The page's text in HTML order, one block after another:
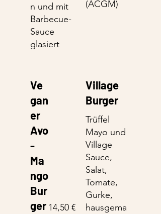
n und mit
Barbecue-
Sauce
glasiert
Ve
gan
er
Avo
-
Ma
ngo
Bur
ger 14,50 €
Village
Burger
Trüffel
Mayo und
Village
Sauce,
Salat,
Tomate,
Gurke,
hausgema